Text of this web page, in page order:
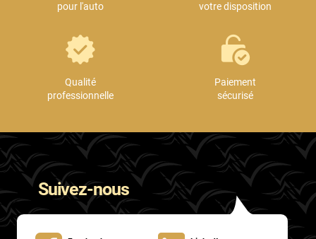
pour l'auto
votre disposition
Qualité
professionnelle
Paiement
sécurisé
Suivez-nous